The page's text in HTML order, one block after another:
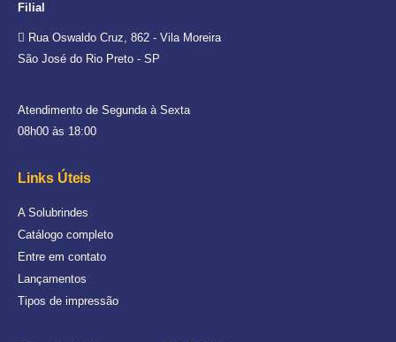
Filial
Rua Oswaldo Cruz, 862 - Vila Moreira
São José do Rio Preto - SP
Atendimento de Segunda à Sexta
08h00 às 18:00
Links Úteis
A Solubrindes
Catálogo completo
Entre em contato
Lançamentos
Tipos de impressão